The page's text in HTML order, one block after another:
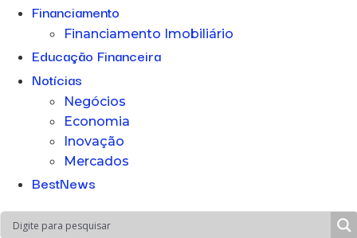
Financiamento
Financiamento Imobiliário
Educação Financeira
Notícias
Negócios
Economia
Inovação
Mercados
BestNews